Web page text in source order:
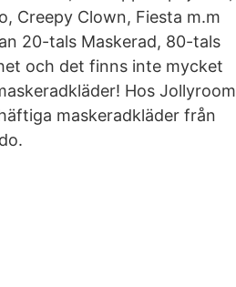
Creepy Clown, Fiesta m.m
20-tals Maskerad, 80-tals
och det finns inte mycket
Hos Jollyroom
maskeradkläder från